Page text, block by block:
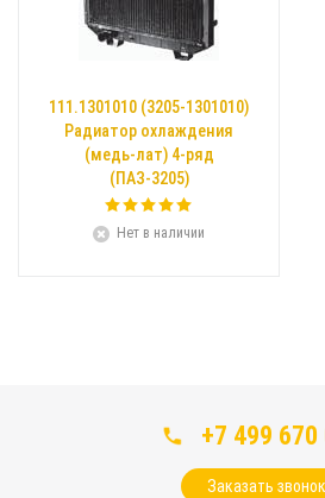
111.1301010 (3205-1301010)
Радиатор охлаждения
(медь-лат) 4-ряд
(ПАЗ-3205)
Нет в наличии
+7 499 670
Заказать звонок